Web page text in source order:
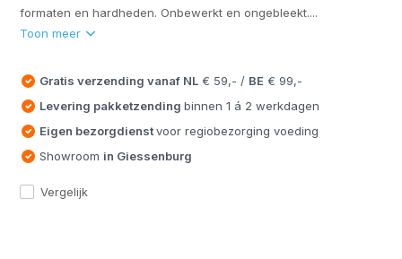
formaten en hardheden. Onbewerkt en ongebleekt....
Toon meer
Gratis verzending vanaf NL € 59,- / BE € 99,-
Levering pakketzendingbinnen 1 á 2 werkdagen
Eigen bezorgdienstvoor regiobezorging voeding
Showroom in Giessenburg
Vergelijk